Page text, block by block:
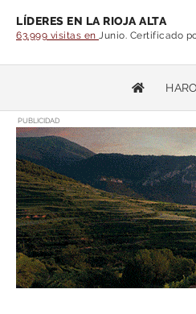
LÍDERES EN LA RIOJA ALTA
63.999 visitas en Junio. Certificado
HARO
PUBLICIDAD